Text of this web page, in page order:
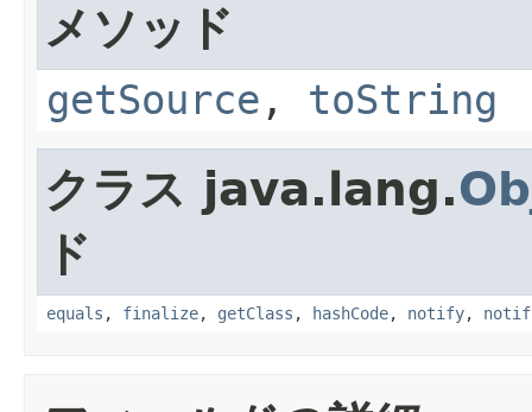
メソッド
getSource, toString
クラス java.lang.
ド
equals , finalize, getClass , hashCode, notify,